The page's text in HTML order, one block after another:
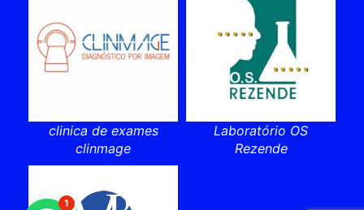
clinica de exames
clinmage
Laboratório OS
Rezende
1